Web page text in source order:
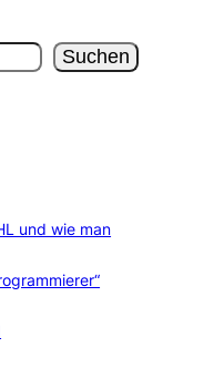
Suchen
und wie man